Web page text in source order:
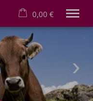
0,00 €
leer